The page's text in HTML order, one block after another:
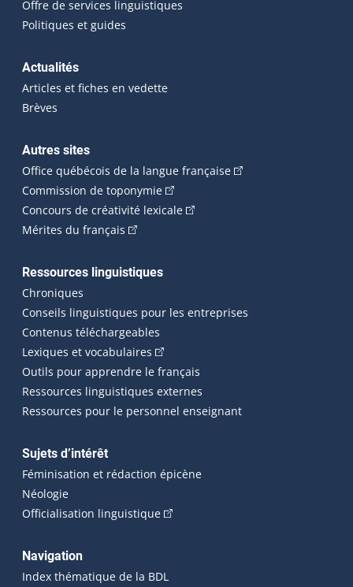
Offre de services linguistiques
Politiques et guides
Actualités
Articles et fiches en vedette
Brèves
Autres sites
Office québécois de la langue française(Cet hyperlien
Commission de toponymie(Cet hyperlien externe s'ouvrira
Concours de créativité lexicale(Cet hyperlien externe
Mérites du français (Cet hyperlien externe s'ouvrira dans une
Ressources linguistiques
Chroniques
Conseils linguistiques pour les entreprises
Contenus téléchargeables
Lexiques et vocabulaires (Cet hyperlien externe s'ouvrira
Outils pour apprendre le français
Ressources linguistiques externes
Ressources pour le personnel enseignant
Sujets d’intérêt
Féminisation et rédaction épicène
Néologie
Officialisation linguistique(Cet hyperlien externe s'ouvrira
Navigation
Index thématique de la BDL